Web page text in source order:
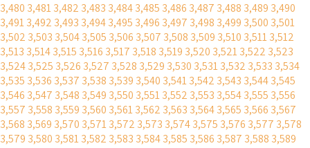
3,480 3,4813,482 3,483 3,4843,485 3,486 3,487 3,488 3,489 3,490
3,4913,492 3,493 3,4943,495 3,496 3,497 3,498 3,499 3,500 3,501
3,502 3,503 3,5043,505 3,506 3,507 3,508 3,509 3,510 3,5113,512
3,513 3,5143,515 3,516 3,517 3,518 3,519 3,520 3,5213,522 3,523
3,5243,525 3,526 3,527 3,528 3,529 3,530 3,5313,532 3,533 3,534
3,535 3,536 3,537 3,538 3,539 3,540 3,5413,542 3,543 3,5443,545
3,546 3,547 3,548 3,549 3,550 3,5513,552 3,553 3,5543,555 3,556
3,557 3,558 3,559 3,560 3,5613,562 3,563 3,5643,565 3,566 3,567
3,568 3,569 3,570 3,5713,572 3,573 3,5743,575 3,576 3,577 3,578
3,579 3,580 3,5813,582 3,583 3,5843,585 3,586 3,587 3,588 3,589